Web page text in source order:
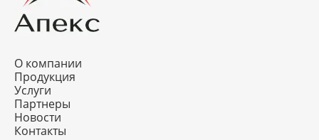
О компании
Продукция
Услуги
Партнеры
Новости
Контакты